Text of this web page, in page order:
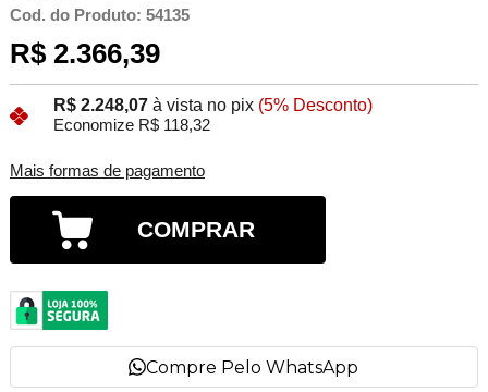
Cod. do Produto: 54135
R$ 2.366,39
R$ 2.248,07 à vista no pix (5% Desconto)
Economize R$ 118,32
Mais formas de pagamento
COMPRAR
Compre Pelo WhatsApp